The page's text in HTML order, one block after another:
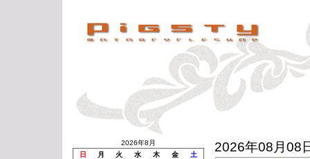
2026年8月
日
月 火 水 木 金
土
2026年08月08